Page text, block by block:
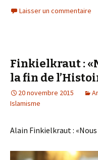
Laisser un commentaire
Finkielkraut :
la fin de
20 novembre 2015
Islamisme
Alain Finkielkraut :